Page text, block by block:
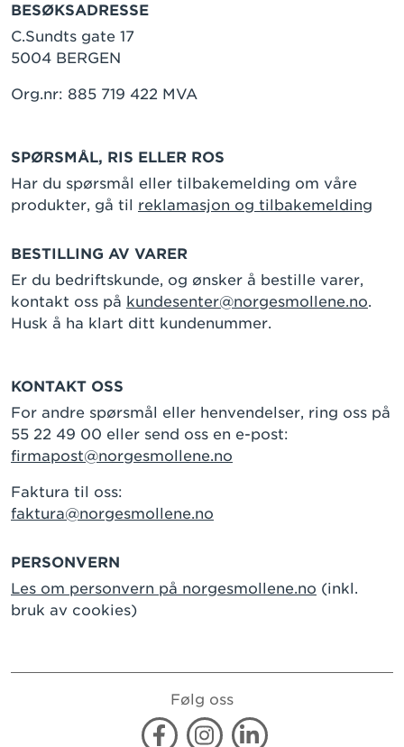
BESØKSADRESSE
C.Sundts gate 17
5004 BERGEN
Org.nr: 885 719 422 MVA
SPØRSMÅL, RIS ELLER ROS
Har du spørsmål eller tilbakemelding om våre
produkter, gå til reklamasjon og tilbakemelding
BESTILLING AV VARER
Er du bedriftskunde, og ønsker å bestille varer,
kontakt oss på kundesenter@norgesmollene.no.
Husk å ha klart ditt kundenummer.
KONTAKT OSS
For andre spørsmål eller henvendelser, ring oss på
55 22 49 00 eller send oss en e-post:
firmapost@norgesmollene.no
Faktura til oss:
faktura@norgesmollene.no
PERSONVERN
Les om personvern på norgesmollene.no (inkl.
bruk av cookies)
Følg oss